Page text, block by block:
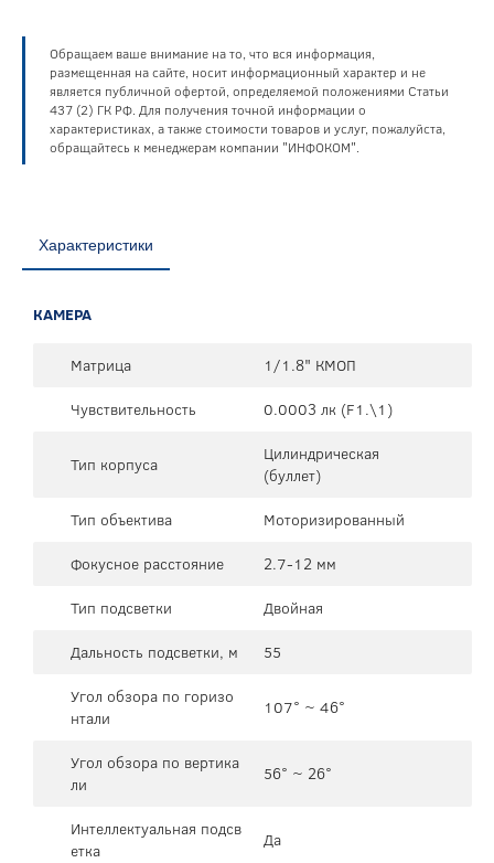
Обращаем ваше внимание на то, что вся информация,
размещенная на сайте, носит информационный характер и не
является публичной офертой, определяемой положениями Статьи
437 (2) ГК РФ. Для получения точной информации о
характеристиках, а также стоимости товаров и услуг, пожалуйста,
обращайтесь к менеджерам компании "ИНФОКОМ".
Характеристики
КАМЕРА
Матрица
1/1.8" КМОП
Чувствительность
0.0003 лк (F1.\1)
Тип корпуса
Цилиндрическая
(буллет)
Тип объектива
Моторизированный
Фокусное расстояние
2.7-12 мм
Тип подсветки
Двойная
Дальность подсветки, м
55
Угол обзора по горизо
нтали
107° ~ 46°
Угол обзора по вертика
ли
56° ~ 26°
Интеллектуальная подсв
етка
Да